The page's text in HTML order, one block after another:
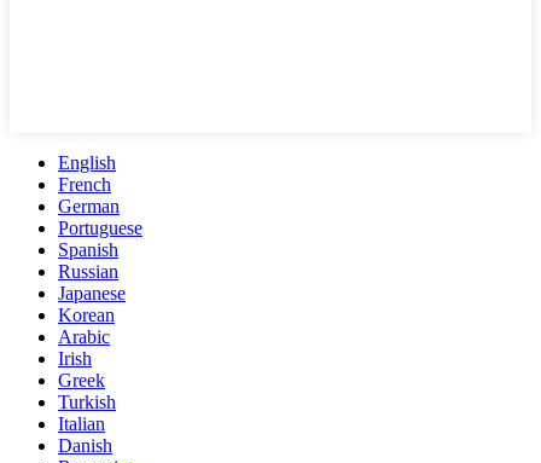
English
French
German
Portuguese
Spanish
Russian
Japanese
Korean
Arabic
Irish
Greek
Turkish
Italian
Danish